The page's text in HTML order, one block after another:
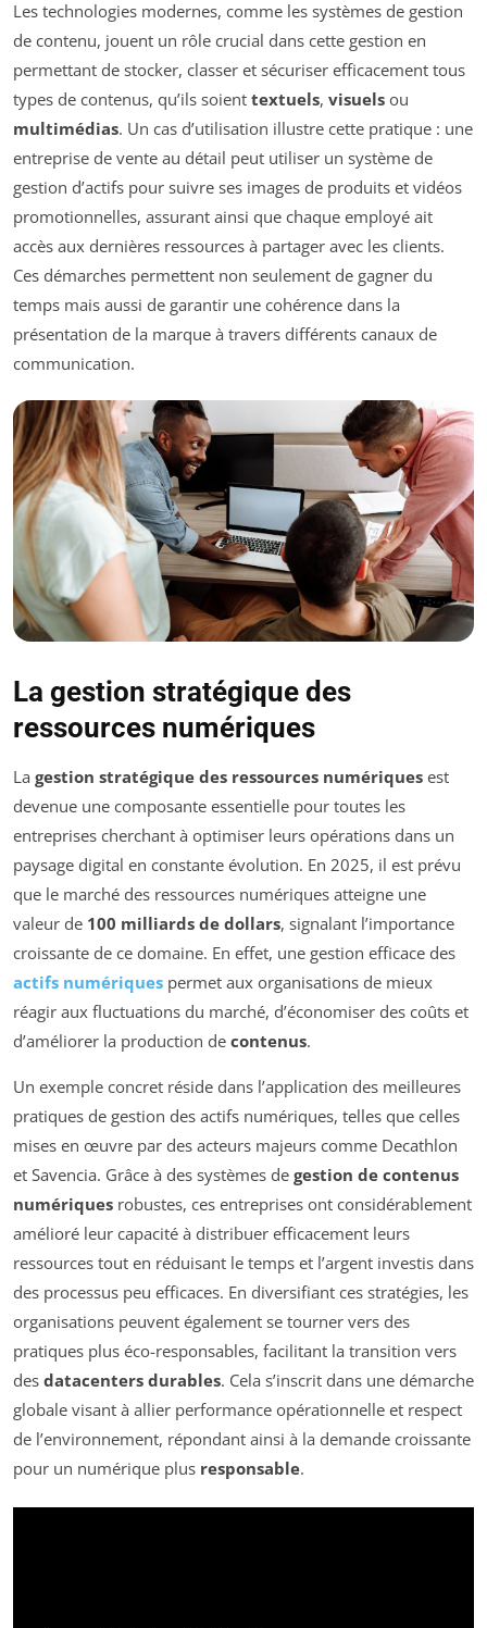
Les technologies modernes, comme les systèmes de gestion
de contenu, jouent un rôle crucial dans cette gestion en
permettant de stocker, classer et sécuriser efficacement tous
types de contenus, qu’ils soient textuels, visuels ou
multimédias. Un cas d’utilisation illustre cette pratique : une
entreprise de vente au détail peut utiliser un système de
gestion d’actifs pour suivre ses images de produits et vidéos
promotionnelles, assurant ainsi que chaque employé ait
accès aux dernières ressources à partager avec les clients.
Ces démarches permettent non seulement de gagner du
temps mais aussi de garantir une cohérence dans la
présentation de la marque à travers différents canaux de
communication.
La gestion stratégique des
ressources numériques
La gestion stratégique des ressources numériques est
devenue une composante essentielle pour toutes les
entreprises cherchant à optimiser leurs opérations dans un
paysage digital en constante évolution. En 2025, il est prévu
que le marché des ressources numériques atteigne une
valeur de 100 milliards de dollars, signalant l’importance
croissante de ce domaine. En effet, une gestion efficace des
actifs numériques permet aux organisations de mieux
réagir aux fluctuations du marché, d’économiser des coûts et
d’améliorer la production de contenus.
Un exemple concret réside dans l’application des meilleures
pratiques de gestion des actifs numériques, telles que celles
mises en œuvre par des acteurs majeurs comme Decathlon
et Savencia. Grâce à des systèmes de gestion de contenus
numériques robustes, ces entreprises ont considérablement
amélioré leur capacité à distribuer efficacement leurs
ressources tout en réduisant le temps et l’argent investis dans
des processus peu efficaces. En diversifiant ces stratégies, les
organisations peuvent également se tourner vers des
pratiques plus éco-responsables, facilitant la transition vers
des datacenters durables. Cela s’inscrit dans une démarche
globale visant à allier performance opérationnelle et respect
de l’environnement, répondant ainsi à la demande croissante
pour un numérique plus responsable.